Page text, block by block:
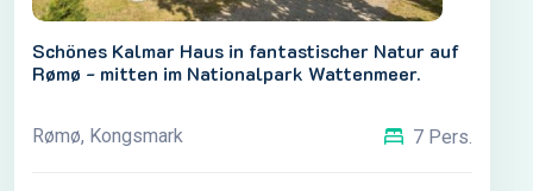
Schönes Kalmar Haus in fantastischer Natur auf
Rømø - mitten im Nationalpark Wattenmeer.
Rømø, Kongsmark 7 Pers.